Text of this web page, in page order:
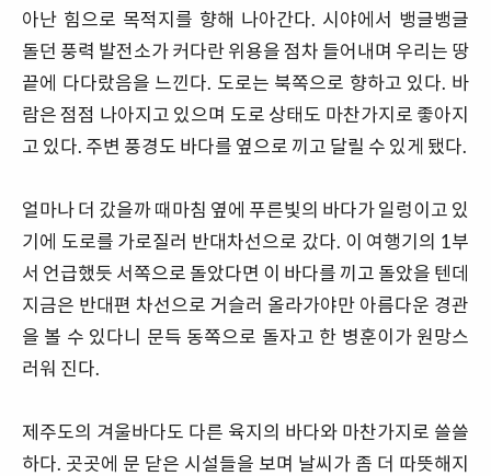
아난 힘으로 목적지를 향해 나아간다. 시야에서 뱅글뱅글
돌던 풍력 발전소가 커다란 위용을 점차 들어내며 우리는 땅
끝에 다다랐음을 느낀다. 도로는 북쪽으로 향하고 있다. 바
람은 점점 나아지고 있으며 도로 상태도 마찬가지로 좋아지
고 있다. 주변 풍경도 바다를 옆으로 끼고 달릴 수 있게 됐다.
얼마나 더 갔을까 때마침 옆에 푸른빛의 바다가 일렁이고 있
기에 도로를 가로질러 반대차선으로 갔다. 이 여행기의 1부
서 언급했듯 서쪽으로 돌았다면 이 바다를 끼고 돌았을 텐데
지금은 반대편 차선으로 거슬러 올라가야만 아름다운 경관
을 볼 수 있다니 문득 동쪽으로 돌자고 한 병훈이가 원망스
러워 진다.
제주도의 겨울바다도 다른 육지의 바다와 마찬가지로 쓸쓸
하다. 곳곳에 문 닫은 시설들을 보며 날씨가 좀 더 따뜻해지